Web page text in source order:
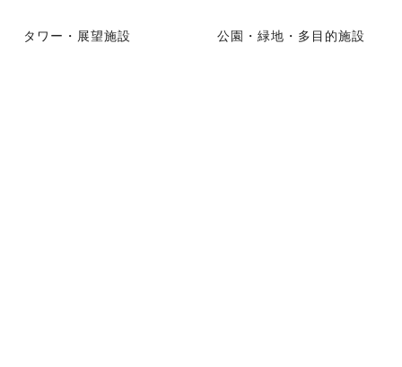
タワー・展望施設 公園・緑地・多目的施設